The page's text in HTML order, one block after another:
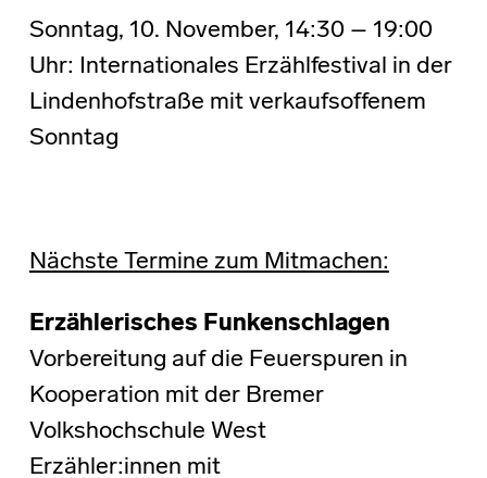
Sonntag, 10. November, 14:30 – 19:00
Uhr: Internationales Erzählfestival in der
Lindenhofstraße mit verkaufsoffenem
Sonntag
Nächste Termine zum Mitmachen:
Erzählerisches Funkenschlagen
Vorbereitung auf die Feuerspuren in
Kooperation mit der Bremer
Volkshochschule West
Erzähler:innen mit